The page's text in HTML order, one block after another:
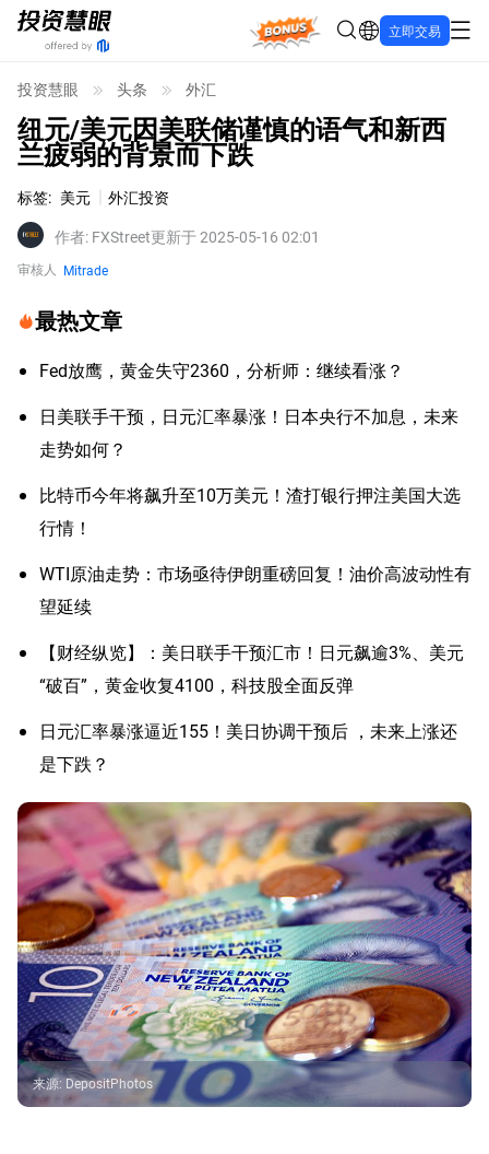
Bonus 立即交易
投资慧眼 头条 外汇
纽元/美元因美联储谨慎的语气和新西
兰疲弱的背景而下跌
标签: 美元
外汇投资
作者: FXStreet更新于 2025-05-16 02:01
审核人 Mitrade
最热文章
Fed放鹰，黄金失守2360，分析师：继续看涨？
日美联手干预，日元汇率暴涨！日本央行不加息，未来
走势如何？
比特币今年将飙升至10万美元！渣打银行押注美国大选
行情！
WTI原油走势：市场亟待伊朗重磅回复！油价高波动性有
望延续
【财经纵览】：美日联手干预汇市！日元飙逾3%、美元
“破百”，黄金收复4100，科技股全面反弹
日元汇率暴涨逼近155！美日协调干预后 ，未来上涨还
是下跌？
来源:DepositPhotos